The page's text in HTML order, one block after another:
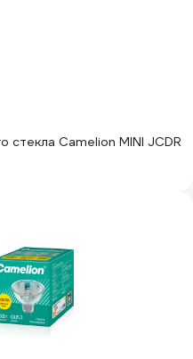
стекла Camelion MINI JCDR